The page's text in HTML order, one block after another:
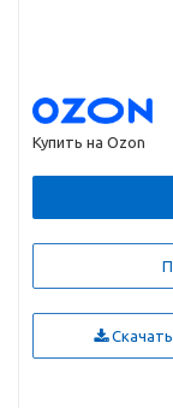
Купить на Ozon
Скачать